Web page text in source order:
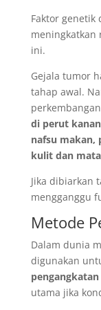
Faktor genetik
meningkatkan
ini.
Gejala tumor
tahap awal.
di perut
nafsu makan,
kulit dan
Jika dibiarkan
mengganggu
Metode
Dalam dunia
digunakan
utama jika